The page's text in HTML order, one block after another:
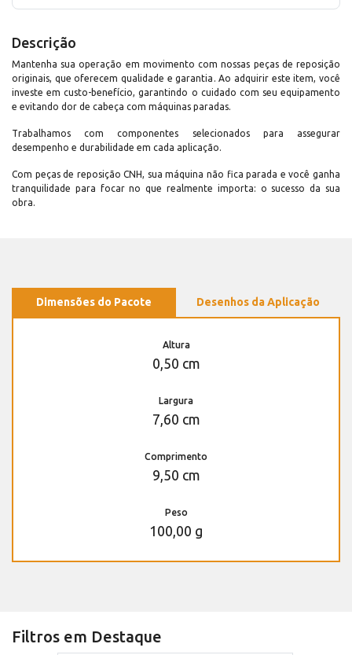
Descrição
Mantenha sua operação em movimento com nossas peças de reposição
originais, que oferecem qualidade e garantia. Ao adquirir este item, você
investe em custo-benefício, garantindo o cuidado com seu equipamento
e evitando dor de cabeça com máquinas paradas.
Trabalhamos com componentes selecionados para assegurar
desempenho e durabilidade em cada aplicação.
Com peças de reposição CNH, sua máquina não fica parada e você ganha
tranquilidade para focar no que realmente importa: o sucesso da sua
obra.
Dimensões do Pacote Desenhos da Aplicação
Altura
0,50 cm
Largura
7,60 cm
Comprimento
9,50 cm
Peso
100,00 g
Filtros em Destaque